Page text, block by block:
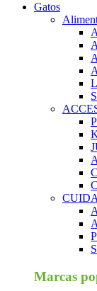
Gatos
Marcas